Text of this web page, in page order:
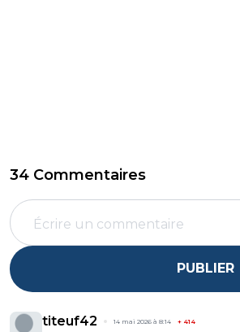
34 Commentaires
PUBLIER
titeuf42 14 mai 2026 à 8:14 + 414